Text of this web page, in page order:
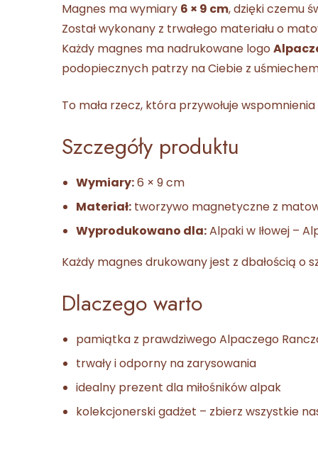
Magnes ma wymiary 6 × 9 cm, dzięki czemu
Został wykonany z trwałego materiału o
Każdy magnes ma nadrukowane logo
podopiecznych patrzy na Ciebie z
To mała rzecz, która przywołuje
Szczegóły produktu
Wymiary:6 × 9 cm
Materiał: tworzywo magnetyczne z
Wyprodukowano dla:Alpaki w Iłowej –
Każdy magnes drukowany jest z dbałością o
Dlaczego warto
pamiątka z prawdziwego Alpaczego
trwały i odporny na zarysowania
idealny prezent dla miłośników alpak
kolekcjonerski gadżet – zbierz wszystkie